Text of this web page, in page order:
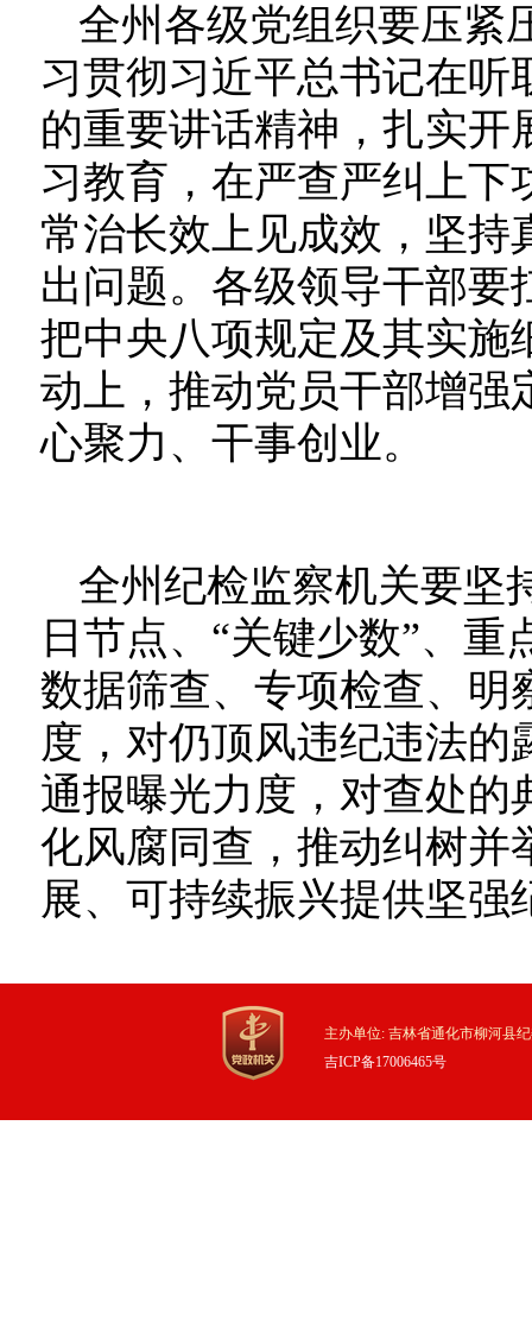
全州各级党组织要压紧
习贯彻习近平总书记在
的重要讲话精神，扎实
习教育，在严查严纠上
常治长效上见成效，坚持
出问题。各级领导干部
把中央八项规定及其实施
动上，推动党员干部增强
心聚力、干事创业。
全州纪检监察机关要坚
日节点、“关键少数”、
数据筛查、专项检查、明
度，对仍顶风违纪违法
通报曝光力度，对查处的
化风腐同查，推动纠树并
展、可持续振兴提供坚强
主办单位: 吉林省通化市柳河县
吉ICP备17006465号